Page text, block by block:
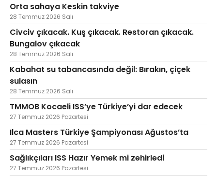
Orta sahaya Keskin takviye
28 Temmuz 2026 Salı
Civciv çıkacak. Kuş çıkacak. Restoran çıkacak.
Bungalov çıkacak
28 Temmuz 2026 Salı
Kabahat su tabancasında değil: Bırakın, çiçek
sulasın
28 Temmuz 2026 Salı
TMMOB Kocaeli ISS’ye Türkiye’yi dar edecek
27 Temmuz 2026 Pazartesi
Ilca Masters Türkiye Şampiyonası Ağustos’ta
27 Temmuz 2026 Pazartesi
Sağlıkçıları ISS Hazır Yemek mi zehirledi
27 Temmuz 2026 Pazartesi